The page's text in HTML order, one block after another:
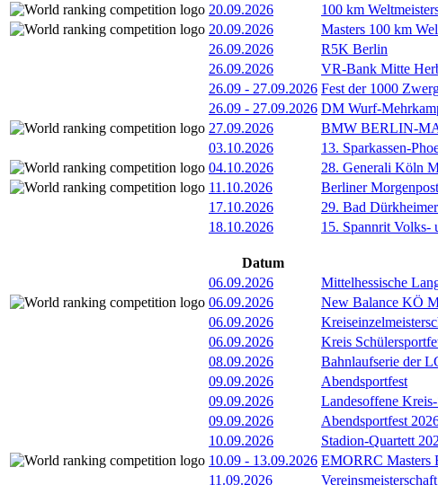
20.09.2026
100 km
20.09.2026
Masters 100 km
26.09.2026
R5K Berlin
26.09.2026
VR-Bank Mitte
26.09 - 27.09.2026 Fest der 1000
26.09 - 27.09.2026 DM Wurf-
27.09.2026
BMW BERLIN-
03.10.2026
13. Sparkassen-
04.10.2026
28. Generali Köln
11.10.2026
Berliner
17.10.2026
29. Bad
18.10.2026
15. Spannrit Volks-
Datum
06.09.2026
Mittelhessische
06.09.2026
New Balance KÖ
06.09.2026
06.09.2026
Kreis
08.09.2026
Bahnlaufserie der
09.09.2026
Abendsportfest
09.09.2026
Landesoffene
09.09.2026
Abendsportfest
10.09.2026
Stadion-Quartett
10.09 - 13.09.2026 EMORRC Masters
11.09.2026